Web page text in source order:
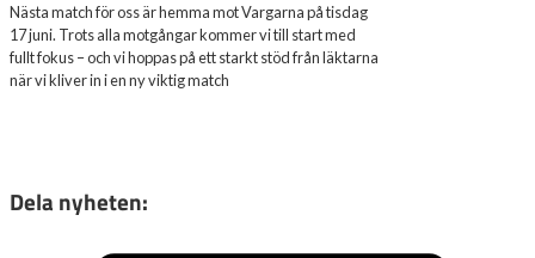
Nästa match för oss är hemma mot Vargarna på tisdag
17 juni. Trots alla motgångar kommer vi till start med
fullt fokus – och vi hoppas på ett starkt stöd från läktarna
när vi kliver in i en ny viktig match
Dela nyheten: